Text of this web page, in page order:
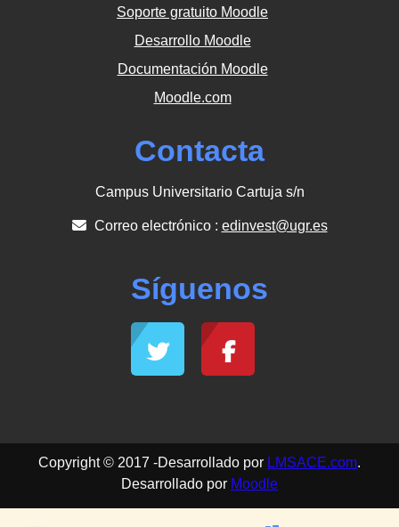
Soporte gratuito Moodle
Desarrollo Moodle
Documentación Moodle
Moodle.com
Contacta
Campus Universitario Cartuja s/n
Correo electrónico : edinvest@ugr.es
Síguenos
Copyright © 2017 -Desarrollado por LMSACE.com.
Desarrollado por Moodle